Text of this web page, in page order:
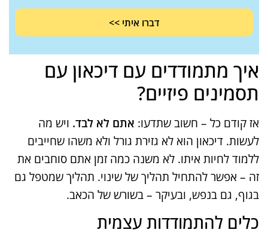
דברו איתי >>
איך מתמודדים עם דיכאון עם
תסמינים פיזיים?
אז קודם כל – חשוב שתדעו: אתם לא לבד. ויש מה
לעשות. דיכאון הוא לא גזירת גורל ולא משהו שחייבים
ללמוד לחיות איתו. לא משנה כמה זמן אתם סוחבים את
זה – אפשר להתחיל תהליך של שינוי. תהליך שמטפל גם
בגוף, גם בנפש, ובעיקר – בשורש של הכאב.
כלים להתמודדות עצמית